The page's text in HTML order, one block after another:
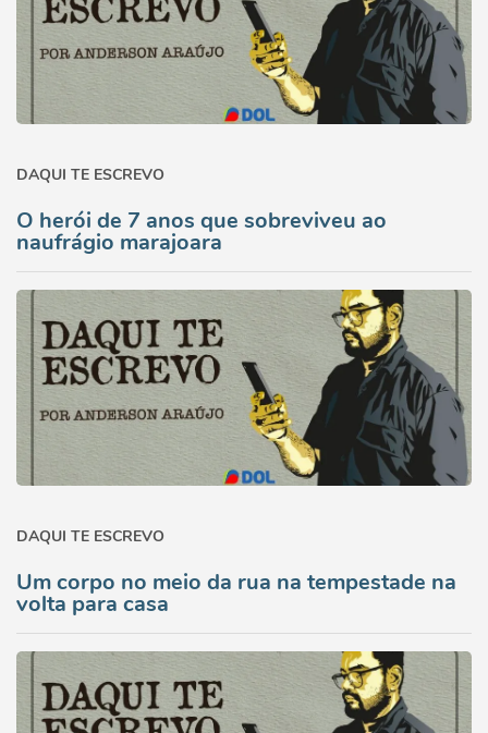
DAQUI TE ESCREVO
O herói de 7 anos que sobreviveu ao
naufrágio marajoara
DAQUI TE ESCREVO
Um corpo no meio da rua na tempestade na
volta para casa